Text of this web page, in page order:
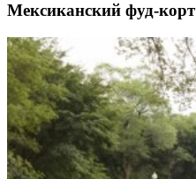
Мексиканский фуд-корт